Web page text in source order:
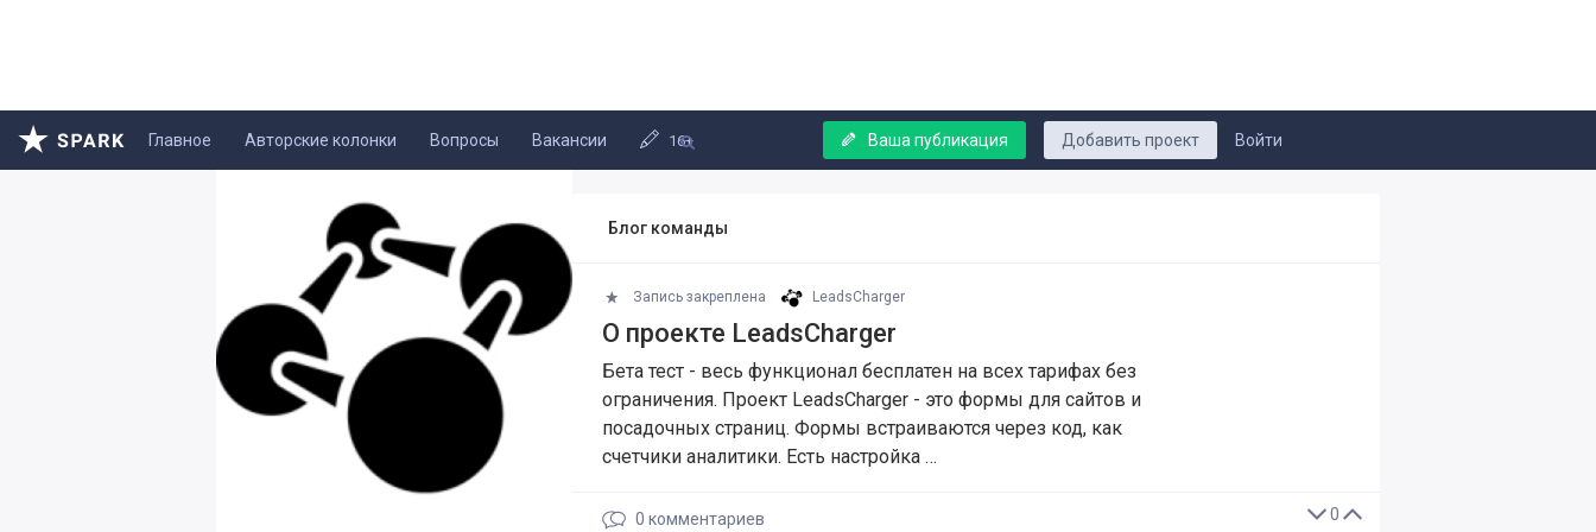
Войти
Добавить проект
Главное Авторские колонки Вопросы Вакансии Ваша публикация
16+
Блог команды
Запись закреплена LeadsCharger
О проекте LeadsCharger
Бета тест - весь функционал бесплатен на всех тарифах без
ограничения. Проект LeadsCharger - это формы для сайтов и
посадочных страниц. Формы встраиваются через код, как
счетчики аналитики. Есть настройка …
0
0 комментариев